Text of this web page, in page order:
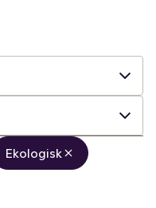
Ekologisk